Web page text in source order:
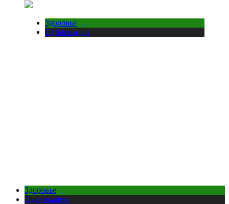
Здоровье
Публикации
Здоровье
Публикации